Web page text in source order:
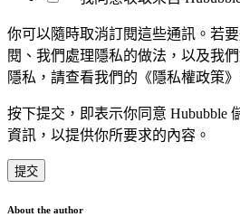
你可以隨時取消訂閱這些通訊。若
閱、我們處理隱私的做法，以及我
隱私，請查看我們的《隱私權政策》
按下提交，即表示你同意 Hububble
資訊，以提供你所要求的內容。
About the author